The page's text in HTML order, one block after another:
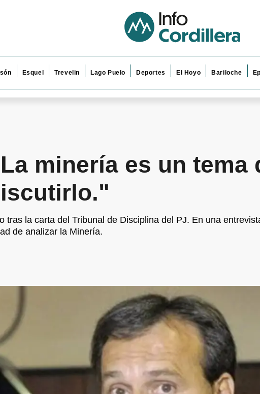
Esquel Trevelin Lago Puelo Deportes El Hoyo Bariloche
minería es un tema
tras la carta del Tribunal de Disciplina del PJ. En una
de analizar la Minería.